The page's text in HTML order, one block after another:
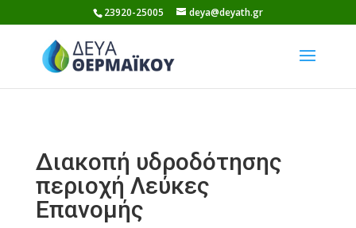
to
content
23920-25005 deya@deyath.gr
Διακοπή υδροδότησης
περιοχή Λεύκες
Επανομής